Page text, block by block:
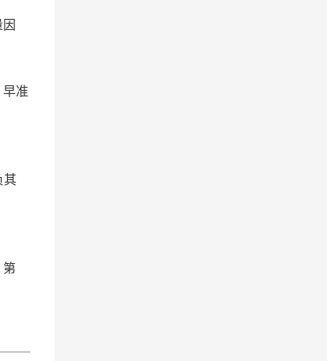
准
其
第